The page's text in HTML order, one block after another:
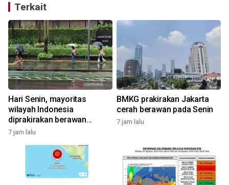
Terkait
Hari Senin, mayoritas
wilayah Indonesia
diprakirakan berawan
hingga hujan
7 jam lalu
BMKG prakirakan Jakarta
cerah berawan pada Senin
7 jam lalu